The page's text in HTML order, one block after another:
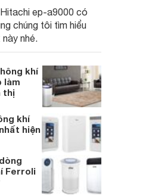
ep-a9000 có
chúng tôi tìm hiểu
nhé.
khí
làm
thị
khí
hiện
Ferroli